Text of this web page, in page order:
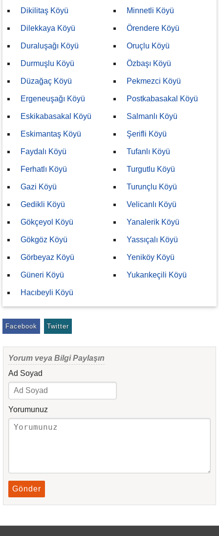
Dikilitaş Köyü
Dilekkaya Köyü
Duraluşağı Köyü
Durmuşlu Köyü
Düzağaç Köyü
Ergeneuşağı Köyü
Eskikabasakal Köyü
Eskimantaş Köyü
Faydalı Köyü
Ferhatlı Köyü
Gazi Köyü
Gedikli Köyü
Gökçeyol Köyü
Gökgöz Köyü
Görbeyaz Köyü
Güneri Köyü
Hacıbeyli Köyü
Minnetli Köyü
Örendere Köyü
Oruçlu Köyü
Özbaşı Köyü
Pekmezci Köyü
Postkabasakal Köyü
Salmanlı Köyü
Şerifli Köyü
Tufanlı Köyü
Turgutlu Köyü
Turunçlu Köyü
Velicanlı Köyü
Yanalerik Köyü
Yassıçalı Köyü
Yeniköy Köyü
Yukarıkeçili Köyü
Facebook Twitter
Yorum veya Bilgi Paylaşın
Ad Soyad
Yorumunuz
Gönder